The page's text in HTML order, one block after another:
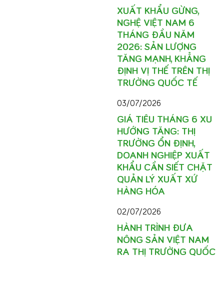
XUẤT KHẨU GỪNG,
NGHỆ VIỆT NAM 6
THÁNG ĐẦU NĂM
2026: SẢN LƯỢNG
TĂNG MẠNH, KHẲNG
ĐỊNH VỊ THẾ TRÊN THỊ
TRƯỜNG QUỐC TẾ
03/07/2026
GIÁ TIÊU THÁNG 6 XU
HƯỚNG TĂNG: THỊ
TRƯỜNG ỔN ĐỊNH,
DOANH NGHIỆP XUẤT
KHẨU CẦN SIẾT CHẶT
QUẢN LÝ XUẤT XỨ
HÀNG HÓA
02/07/2026
HÀNH TRÌNH ĐƯA
NÔNG SẢN VIỆT NAM
RA THỊ TRƯỜNG QUỐC